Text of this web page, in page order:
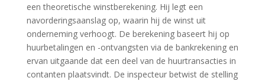
een theoretische winstberekening. Hij legt een
navorderingsaanslag op, waarin hij de winst uit
onderneming verhoogt. De berekening baseert hij op
huurbetalingen en -ontvangsten via de bankrekening en
ervan uitgaande dat een deel van de huurtransacties in
contanten plaatsvindt. De inspecteur betwist de stelling